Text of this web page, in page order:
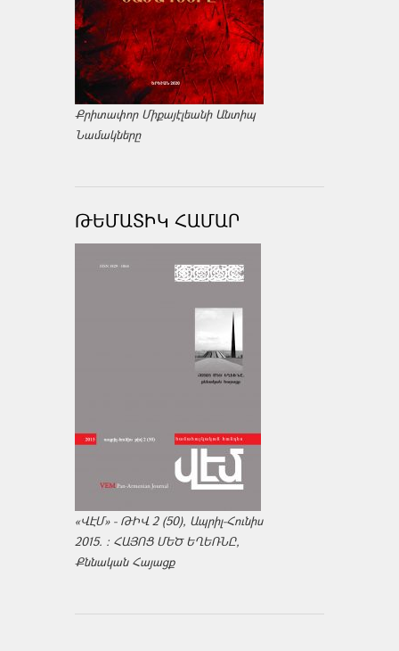
Քրիտափոր Միքայէլեանի Անտիպ
Նամակները
ԹԵՄԱՏԻԿ ՀԱՄԱՐ
«ՎԷՄ» - ԹԻՎ 2 (50), Ապրիլ-Հունիս
2015. : ՀԱՅՈՑ ՄԵԾ ԵՂԵՌՆԸ,
Քննական Հայացք